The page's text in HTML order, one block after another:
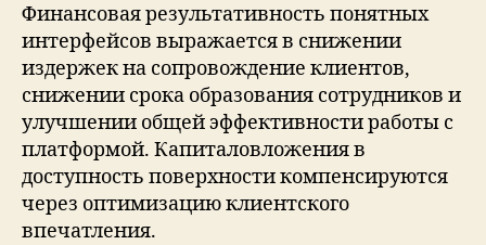
Финансовая результативность понятных
интерфейсов выражается в снижении
издержек на сопровождение клиентов,
снижении срока образования сотрудников и
улучшении общей эффективности работы с
платформой. Капиталовложения в
доступность поверхности компенсируются
через оптимизацию клиентского
впечатления.